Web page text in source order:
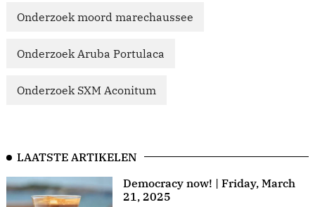
Onderzoek moord marechaussee
Onderzoek Aruba Portulaca
Onderzoek SXM Aconitum
LAATSTE ARTIKELEN
Democracy now! | Friday, March
21, 2025